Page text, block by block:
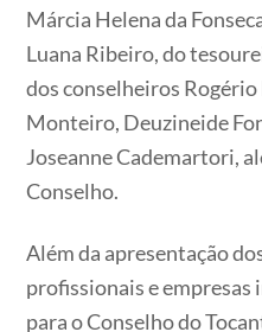
Márcia Helena da
Luana Ribeiro, do
dos conselheiros
Monteiro, Deuzineide
Joseanne Cademartori,
Conselho.
Além da apresentação
profissionais e
para o Conselho do